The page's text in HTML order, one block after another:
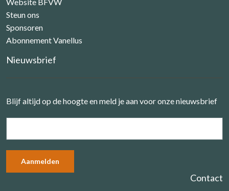
Steun ons
Sponsoren
Abonnement Vanellus
Nieuwsbrief
Blijf altijd op de hoogte en meld je aan voor onze nieuwsbrief
Contact